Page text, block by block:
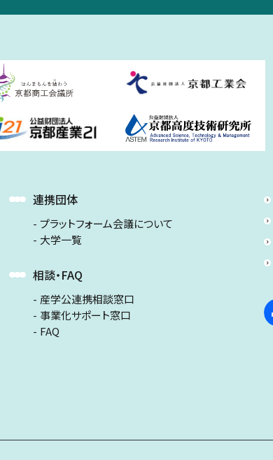
連携団体
プラットフォーム会議について
大学一覧
相談・FAQ
産学公連携相談窓口
事業化サポート窓口
FAQ